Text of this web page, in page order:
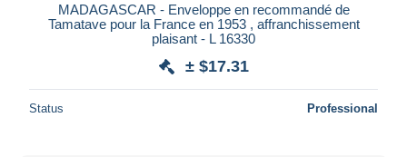
MADAGASCAR - Enveloppe en recommandé de
Tamatave pour la France en 1953 , affranchissement
plaisant - L 16330
± $17.31
Status Professional